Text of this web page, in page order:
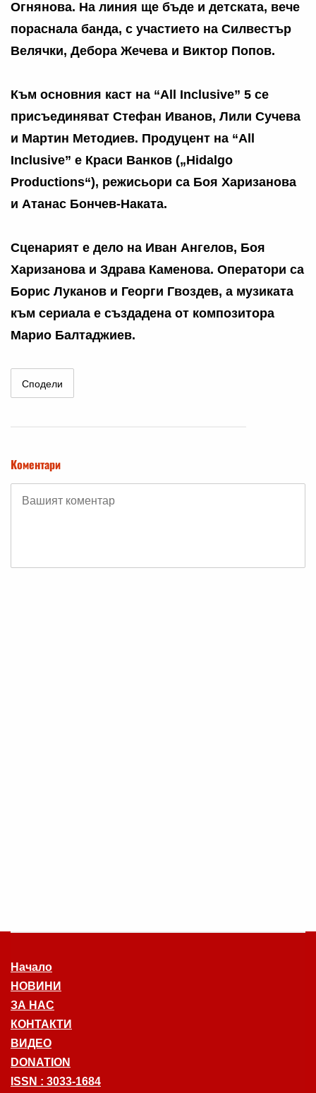
Огнянова. На линия ще бъде и детската, вече
пораснала банда, с участието на Силвестър
Велячки, Дебора Жечева и Виктор Попов.
Към основния каст на “All Inclusive” 5 се
присъединяват Стефан Иванов, Лили Сучева
и Мартин Методиев. Продуцент на “All
Inclusive” е Краси Ванков („Hidalgo
Productions“), режисьори са Боя Харизанова
и Атанас Бончев-Наката.
Сценарият е дело на Иван Ангелов, Боя
Харизанова и Здрава Каменова. Оператори са
Борис Луканов и Георги Гвоздев, а музиката
към сериала е създадена от композитора
Марио Балтаджиев.
Сподели
Коментари
Начало
НОВИНИ
ЗА НАС
КОНТАКТИ
ВИДЕО
DONATION
ISSN : 3033-1684